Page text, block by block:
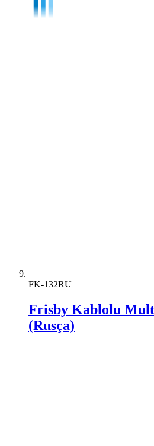
FK-132RU
Frisby Kablolu
(Rusça)